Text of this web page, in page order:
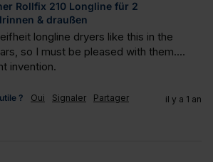
Rollfix 210 Longline für 2
& draußen
longline dryers like this in the
so I must be pleased with them....
invention.
? Oui Signaler Partager il y a 1 an